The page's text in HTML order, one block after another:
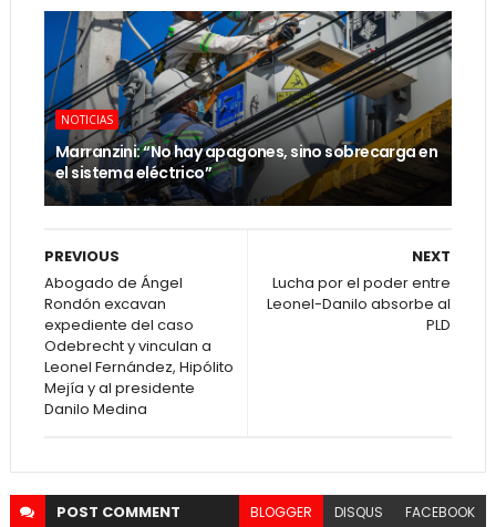
NOTICIAS
Marranzini: “No hay apagones, sino sobrecarga en
el sistema eléctrico”
NEXT
Lucha por el poder entre
Leonel-Danilo absorbe al
PLD
PREVIOUS
Abogado de Ángel
Rondón excavan
expediente del caso
Odebrecht y vinculan a
Leonel Fernández, Hipólito
Mejía y al presidente
Danilo Medina
POST COMMENT BLOGGER DISQUS FACEBOOK